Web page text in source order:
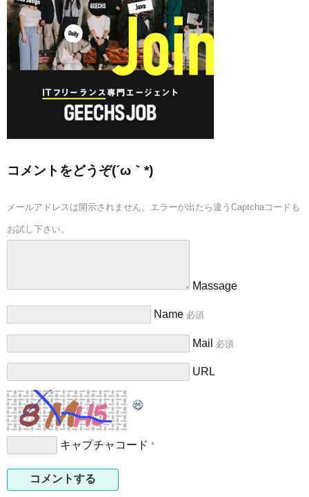
コメントをどうぞ(´ω｀*)
メールアドレスは開示されません。エラーが出たら違うCaptchaコードも
お試し下さい。
Massage
Name 必須
Mail 必須
URL
キャプチャコード *